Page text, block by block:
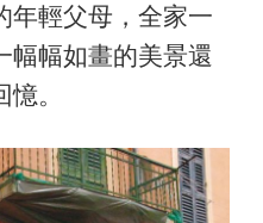
年輕父母，全家一
幅幅如畫的美景還
。